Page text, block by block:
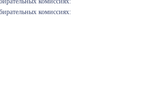
комиссиях: